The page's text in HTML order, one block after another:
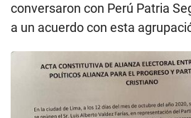
conversaron con Perú Patria
a un acuerdo con esta